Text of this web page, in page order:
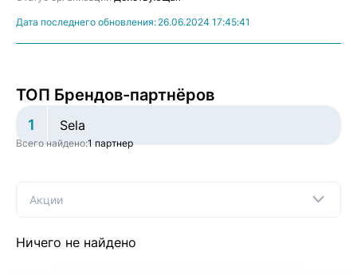
Дата последнего обновления: 26.06.2024 17:45:41
ТОП Брендов-партнёров
1 Sela
Всего найдено:1 партнер
Акции
Ничего не найдено